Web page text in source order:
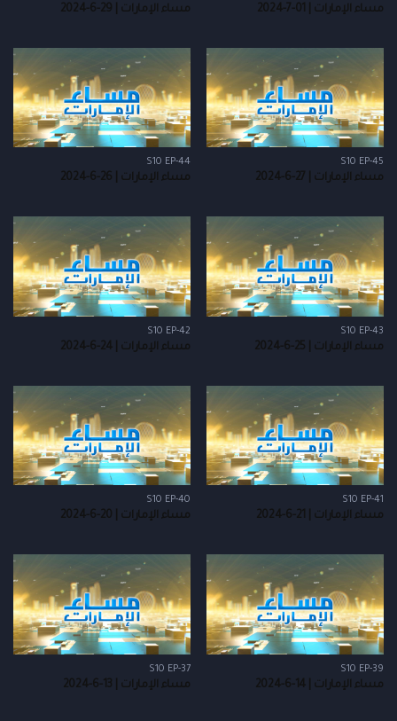
مساء الإمارات | 01-7-2024 مساء الإمارات | 29-6-2024
S10 EP-45
مساء الإمارات | 27-6-2024
S10 EP-44
مساء الإمارات | 26-6-2024
S10 EP-43
مساء الإمارات | 25-6-2024
S10 EP-42
مساء الإمارات | 24-6-2024
S10 EP-41
مساء الإمارات | 21-6-2024
S10 EP-40
مساء الإمارات | 20-6-2024
S10 EP-39
مساء الإمارات | 14-6-2024
S10 EP-37
مساء الإمارات | 13-6-2024